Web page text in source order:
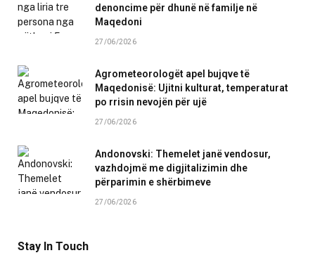
denoncime për dhunë në familje në
Maqedoni
27/06/2026
Agrometeorologët apel bujqve të
Maqedonisë: Ujitni kulturat, temperaturat
po rrisin nevojën për ujë
27/06/2026
Andonovski: Themelet janë vendosur,
vazhdojmë me digjitalizimin dhe
përparimin e shërbimeve
27/06/2026
Stay In Touch